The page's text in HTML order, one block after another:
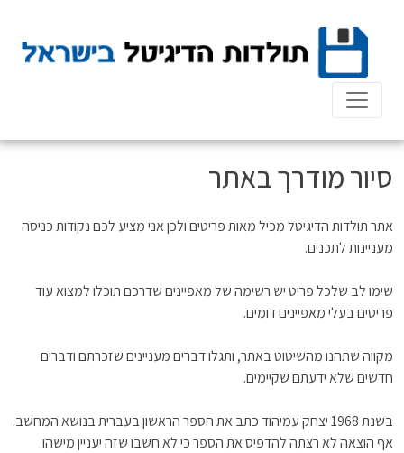
content
סיור מודרך באתר
אתר תולדות הדיגיטל מכיל מאות פריטים ולכן אני מציע לכם נקודות כניסה
מעניינות לתכנים.
שימו לב שלכל פריט יש רשימה של מאפיינים שדרכם תוכלו למצוא עוד
פריטים בעלי מאפיינים דומים.
מקווה שתהנו מהשיטוט באתר, ותגלו דברים מעניינים שזכרתם ודברים
חדשים שלא ידעתם שקיימים.
בשנת 1968 יצחק עמיהוד כתב את הספר הראשון בעברית בנושא המחשב.
אף הוצאה לא רצתה להדפיס את הספר כי לא חשבו שזה יעניין מישהו.